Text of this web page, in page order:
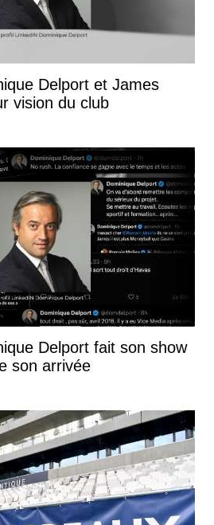
Delport et James
vision du club
Delport fait son show
son arrivée